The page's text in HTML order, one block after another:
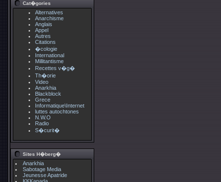
Cat�gories
Alternatives
Anarchisme
Anglais
Appel
Autres
Citations
�cologie
International
Millitantisme
Recettes v�g�
Th�orie
Video
Anarkhia
Blackblock
Grece
Informatique\Internet
luttes autochtones
N.W.O
Radio
S�curit�
Sites H�berg�
Anarkhia
Sabotage Media
Jeunesse Apatride